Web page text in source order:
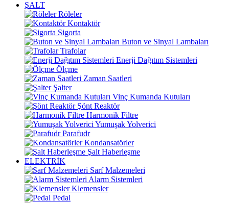
ŞALT
Röleler
Kontaktör
Sigorta
Buton ve Sinyal Lambaları
Trafolar
Enerji Dağıtım Sistemleri
Ölçme
Zaman Saatleri
Şalter
Vinç Kumanda Kutuları
Şönt Reaktör
Harmonik Filtre
Yumuşak Yolverici
Parafudr
Kondansatörler
Şalt Haberleşme
ELEKTRİK
Sarf Malzemeleri
Alarm Sistemleri
Klemensler
Pedal